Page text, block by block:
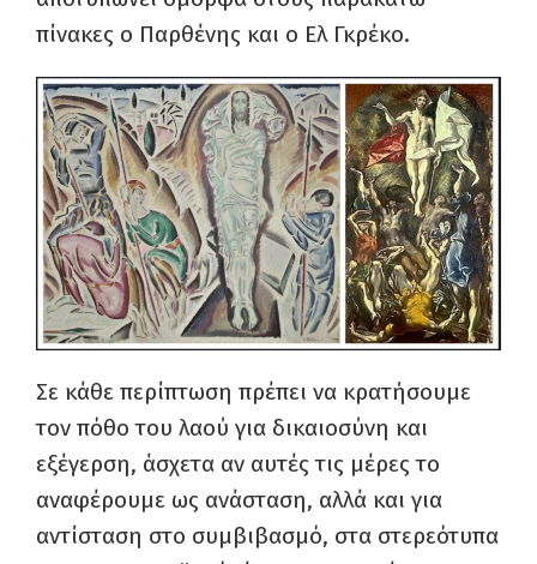
πίνακες ο Παρθένης και ο Ελ Γκρέκο.
Σε κάθε περίπτωση πρέπει να κρατήσουμε
τον πόθο του λαού για δικαιοσύνη και
εξέγερση, άσχετα αν αυτές τις μέρες το
αναφέρουμε ως ανάσταση, αλλά και για
αντίσταση στο συμβιβασμό, στα στερεότυπα